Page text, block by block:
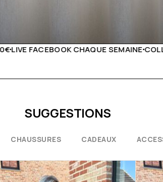
COLLECTIONS EXCEPTIONNELLES
SUGGESTIONS
CHAUSSURES CADEAUX